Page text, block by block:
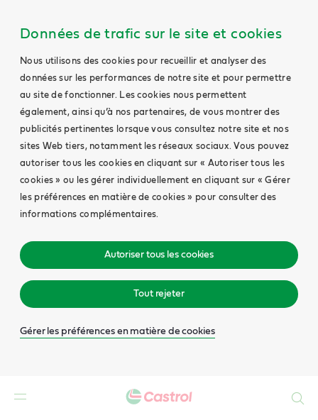
Données de trafic sur le site et cookies
Nous utilisons des cookies pour recueillir et analyser des
données sur les performances de notre site et pour permettre
au site de fonctionner. Les cookies nous permettent
également, ainsi qu’à nos partenaires, de vous montrer des
publicités pertinentes lorsque vous consultez notre site et nos
sites Web tiers, notamment les réseaux sociaux. Vous pouvez
autoriser tous les cookies en cliquant sur « Autoriser tous les
cookies » ou les gérer individuellement en cliquant sur « Gérer
les préférences en matière de cookies » pour consulter des
informations complémentaires.
Autoriser tous les cookies
Tout rejeter
Gérer les préférences en matière de cookies